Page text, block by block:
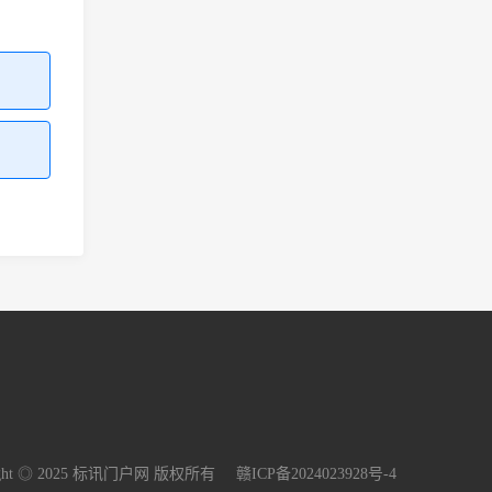
◎ 2025 标讯门户网 版权所有 赣ICP备2024023928号-4